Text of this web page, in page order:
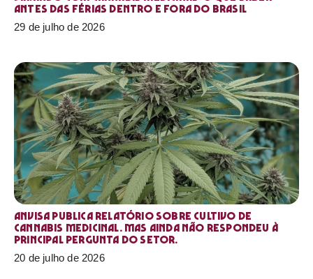
antes das férias dentro e fora do Brasil
29 de julho de 2026
Anvisa publica relatório sobre cultivo de
Cannabis medicinal. Mas ainda não respondeu à
principal pergunta do setor.
20 de julho de 2026